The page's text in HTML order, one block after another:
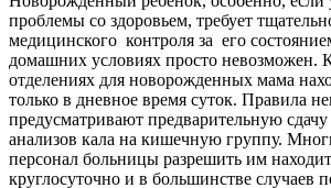
проблемы со здоровьем, требует
медицинского контроля за его
домашних условиях просто невозможен.
отделениях для новорожденных мама
только в дневное время суток. Правила
предусматривают предварительную
анализов кала на кишечную группу.
персонал больницы разрешить им
круглосуточно и в большинстве случаев